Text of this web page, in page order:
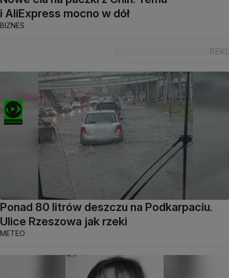
i AliExpress mocno w dół
BIZNES
Ponad 80 litrów deszczu na Podkarpaciu.
Ulice Rzeszowa jak rzeki
METEO